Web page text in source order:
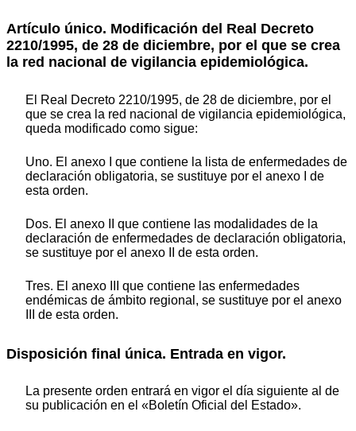
Artículo único. Modificación del Real Decreto
2210/1995, de 28 de diciembre, por el que se crea
la red nacional de vigilancia epidemiológica.
El Real Decreto 2210/1995, de 28 de diciembre, por el
que se crea la red nacional de vigilancia epidemiológica,
queda modificado como sigue:
Uno. El anexo I que contiene la lista de enfermedades de
declaración obligatoria, se sustituye por el anexo I de
esta orden.
Dos. El anexo II que contiene las modalidades de la
declaración de enfermedades de declaración obligatoria,
se sustituye por el anexo II de esta orden.
Tres. El anexo III que contiene las enfermedades
endémicas de ámbito regional, se sustituye por el anexo
III de esta orden.
Disposición final única. Entrada en vigor.
La presente orden entrará en vigor el día siguiente al de
su publicación en el «Boletín Oficial del Estado».